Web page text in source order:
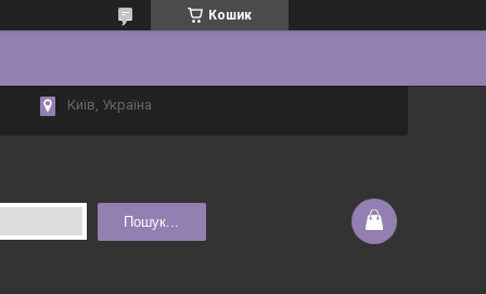
Кошик
Київ, Україна
Пошук...